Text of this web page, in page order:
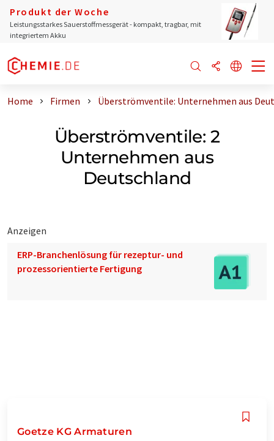
Produkt der Woche
Leistungsstarkes Sauerstoffmessgerät - kompakt, tragbar, mit
integriertem Akku
Home Firmen Überströmventile: Unternehmen aus
Überströmventile: 2
Unternehmen aus
Deutschland
Anzeigen
ERP-Branchenlösung für rezeptur- und
prozessorientierte Fertigung
Goetze KG Armaturen